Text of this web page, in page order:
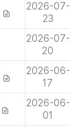
첨부파일
2026-07-
23
2026-07-
20
첨부파일
2026-06-
17
첨부파일
2026-06-
01